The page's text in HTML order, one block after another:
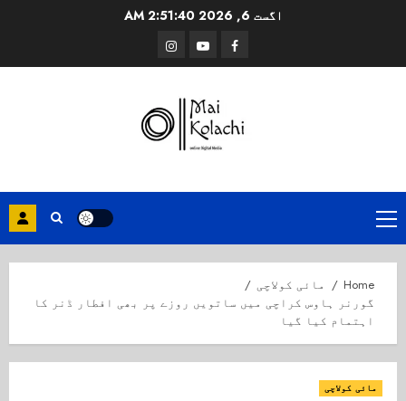
اگست 6, 2026 2:51:40 AM
Facebook
Youtube
Instagram
Primary
Menu
Home
مائی کولاچی
گورنر ہاوس کراچی میں ساتویں روزے پر بھی افطار ڈنر کا
اہتمام کیا گیا
مائی کولاچی